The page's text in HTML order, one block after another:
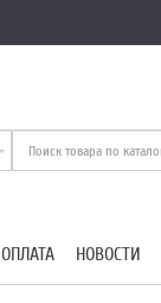
НОВОСТИ